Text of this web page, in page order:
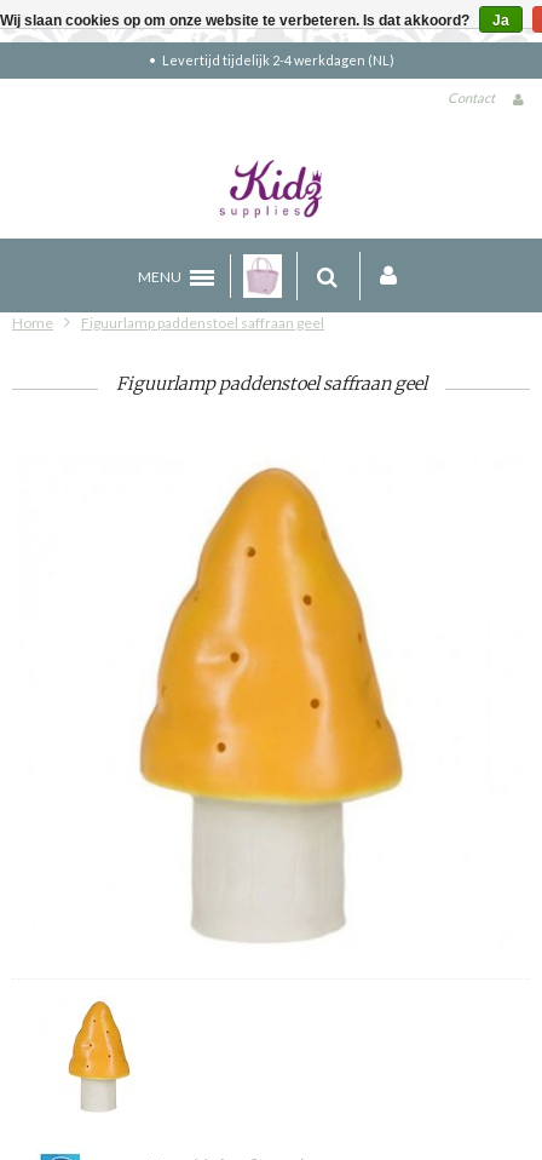
Gratis verzending boven €90 (NL)
Contact
MENU
Home Figuurlamp paddenstoel saffraan geel
Figuurlamp paddenstoel saffraan geel
Wij slaan cookies op om onze website te verbeteren. Is dat akkoord? Ja